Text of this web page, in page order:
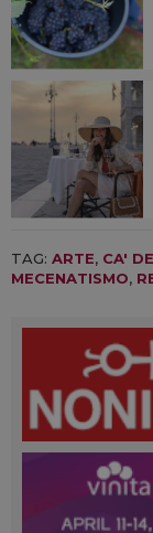
TAG: ARTE, CA'
MECENATISMO,